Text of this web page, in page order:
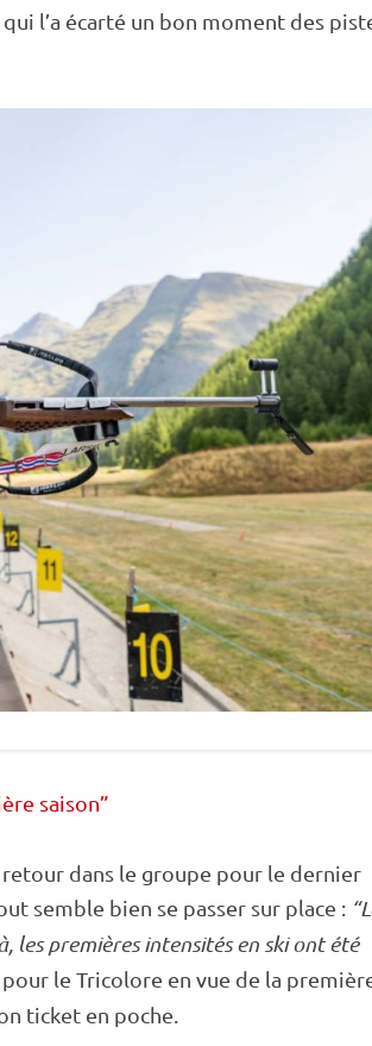
l’a écarté un bon moment des
saison”
dans le groupe pour le dernier
semble bien se passer sur place :
les premières intensités en ski ont été
le Tricolore en vue de la
ticket en poche.